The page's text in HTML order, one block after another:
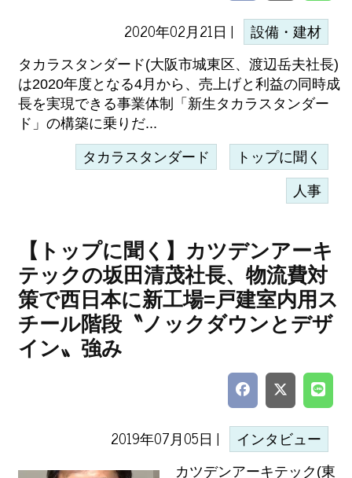
2020年02月21日 | 設備・建材
タカラスタンダード(大阪市城東区、渡辺岳夫社長)
は2020年度となる4月から、売上げと利益の同時成
長を実現できる事業体制「新生タカラスタンダー
ド」の構築に乗りだ...
タカラスタンダード トップに聞く
人事
【トップに聞く】カツデンアーキ
テックの坂田清茂社長、物流費対
策で西日本に新工場=戸建室内用ス
チール階段〝ノックダウンとデザ
イン〟強み
2019年07月05日 | インタビュー
カツデンアーキテック(東